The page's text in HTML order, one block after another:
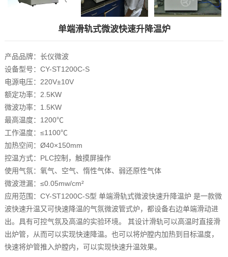
单端滑轨式微波快速升降温炉
产品品牌：长仪微波
设备型号：CY-ST1200C-S
电源电压：220V±10V
额定功率：2.5KW
微波功率：1.5KW
最高温度：1200℃
工作温度：≤1100℃
加热空间：Ø40×150mm
控温方式：PLC控制，触摸屏操作
使用气氛：氧气、空气、惰性气体、弱还原性气体
微波泄漏：≤0.05mw/cm²
应用范围：CY-ST1200C-S型 单端滑轨式微波快速升降温炉 是一款微
波快速升温又可快速降温的气氛微波管式炉，都设备右边单端滑动进
出。具有可控气氛及高温的实验环境。 其设计滑轨可以高温时直接滑
出炉管，从而可以实现快速降温。也可以将炉膛内加热到目标温度，
快速将炉管推入炉膛内，可以实现快速升温效果。